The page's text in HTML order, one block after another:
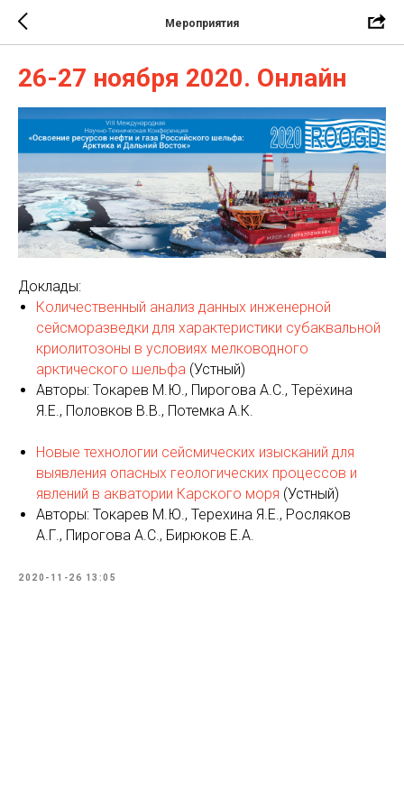
Мероприятия
26-27 ноября 2020. Онлайн
Доклады:
Количественный анализ данных инженерной
сейсморазведки для характеристики субаквальной
криолитозоны в условиях мелководного
арктического шельфа (Устный)
Авторы: Токарев М.Ю., Пирогова А.С., Терёхина
Я.Е., Половков В.В., Потемка А.К.
Новые технологии сейсмических изысканий для
выявления опасных геологических процессов и
явлений в акватории Карского моря (Устный)
Авторы: Токарев М.Ю., Терехина Я.Е., Росляков
А.Г., Пирогова А.С., Бирюков Е.А.
2020-11-26 13:05